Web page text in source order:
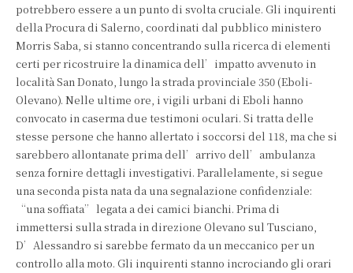
potrebbero essere a un punto di svolta cruciale. Gli inquirenti
della Procura di Salerno, coordinati dal pubblico ministero
Morris Saba, si stanno concentrando sulla ricerca di elementi
certi per ricostruire la dinamica dell’impatto avvenuto in
località San Donato, lungo la strada provinciale 350 (Eboli-
Olevano). Nelle ultime ore, i vigili urbani di Eboli hanno
convocato in caserma due testimoni oculari. Si tratta delle
stesse persone che hanno allertato i soccorsi del 118, ma che si
sarebbero allontanate prima dell’arrivo dell’ambulanza
senza fornire dettagli investigativi. Parallelamente, si segue
una seconda pista nata da una segnalazione confidenziale:
“una soffiata” legata a dei camici bianchi. Prima di
immettersi sulla strada in direzione Olevano sul Tusciano,
D’Alessandro si sarebbe fermato da un meccanico per un
controllo alla moto. Gli inquirenti stanno incrociando gli orari